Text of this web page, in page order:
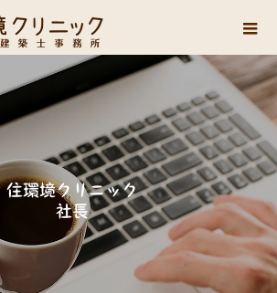
住環境ク リニック
中の思いつ